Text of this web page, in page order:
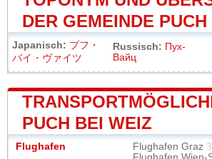
DER GEMEINDE
Japanisch: プフ・
バイ・ヴァイツ
Russisch: Пух-
Вайц
PUCH BEI WEIZ
Flughafen Flughafen Graz